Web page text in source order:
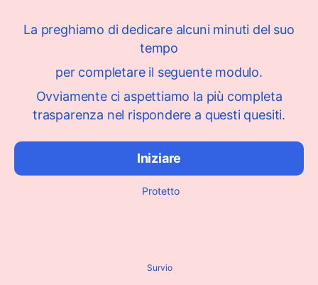
La preghiamo di dedicare alcuni minuti del suo
tempo
per completare il seguente modulo.
Ovviamente ci aspettiamo la più completa
trasparenza nel rispondere a questi quesiti.
Iniziare
Protetto
Survio